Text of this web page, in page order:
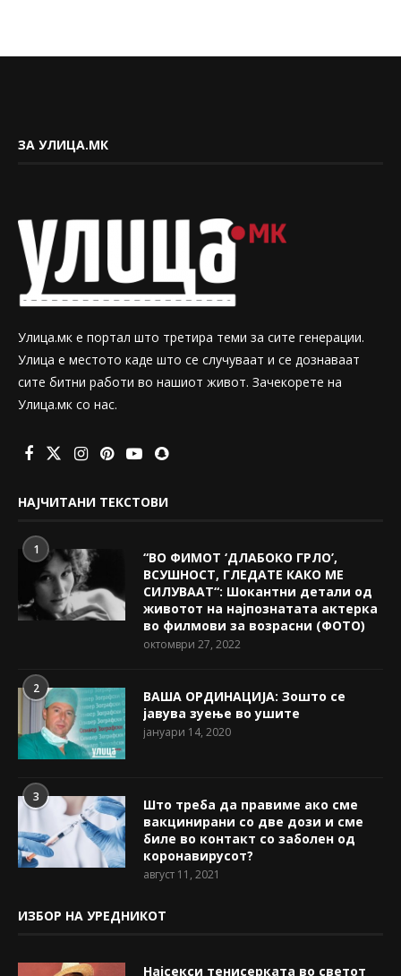
ЗА УЛИЦА.МК
Улица.мк е портал што третира теми за сите генерации.
Улица е местото каде што се случуваат и се дознаваат
сите битни работи во нашиот живот. Зачекорете на
Улица.мк со нас.
НАЈЧИТАНИ ТЕКСТОВИ
1
“ВО ФИМОТ ‘ДЛАБОКО ГРЛО’,
ВСУШНОСТ, ГЛЕДАТЕ КАКО МЕ
СИЛУВААТ“: Шокантни детали од
животот на најпознатата актерка
во филмови за возрасни (ФОТО)
октомври 27, 2022
2
ВАША ОРДИНАЦИЈА: Зошто се
јавува зуење во ушите
јануари 14, 2020
3
Што треба да правиме ако сме
вакцинирани со две дози и сме
биле во контакт со заболен од
коронавирусот?
август 11, 2021
ИЗБОР НА УРЕДНИКОТ
Најсекси тенисерката во светот